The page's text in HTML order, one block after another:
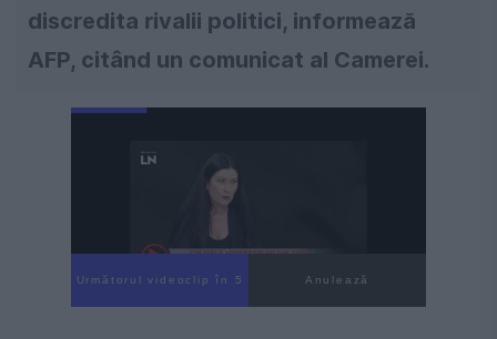
discredita rivalii politici, informează
AFP, citând un comunicat al Camerei.
Următorul videoclip în 4 Anulează